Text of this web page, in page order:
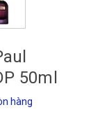
50ml
hàng